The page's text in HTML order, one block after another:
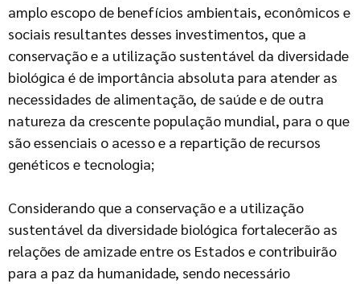
amplo escopo de benefícios ambientais, econômicos e
sociais resultantes desses investimentos, que a
conservação e a utilização sustentável da diversidade
biológica é de importância absoluta para atender as
necessidades de alimentação, de saúde e de outra
natureza da crescente população mundial, para o que
são essenciais o acesso e a repartição de recursos
genéticos e tecnologia;
Considerando que a conservação e a utilização
sustentável da diversidade biológica fortalecerão as
relações de amizade entre os Estados e contribuirão
para a paz da humanidade, sendo necessário